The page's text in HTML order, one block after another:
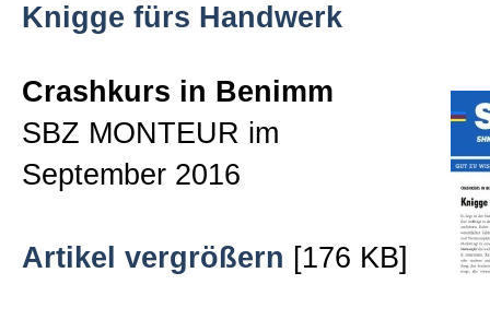
Seminare
Vorträge
Knigge fürs Handwerk
Crashkurs in Benimm
SBZ MONTEUR im
September 2016
Artikel vergrößern [176 KB]